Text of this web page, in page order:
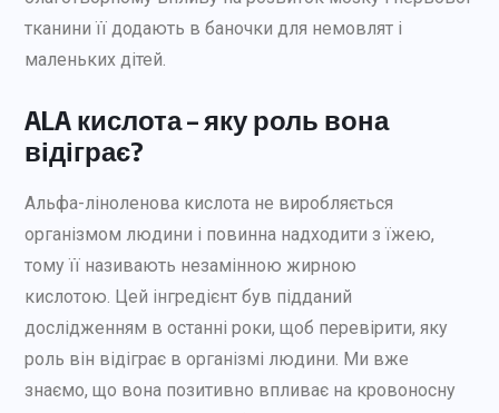
тканини її додають в баночки для немовлят і
маленьких дітей.
ALA кислота – яку роль вона
відіграє?
Альфа-ліноленова кислота не виробляється
організмом людини і повинна надходити з їжею,
тому її називають незамінною жирною
кислотою. Цей інгредієнт був підданий
дослідженням в останні роки, щоб перевірити, яку
роль він відіграє в організмі людини. Ми вже
знаємо, що вона позитивно впливає на кровоносну